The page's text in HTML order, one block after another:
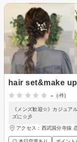
hair set&make
-
(-件)
《メンズ歓迎☆》カジュア
ズに☆彡
アクセス：西武国分寺線